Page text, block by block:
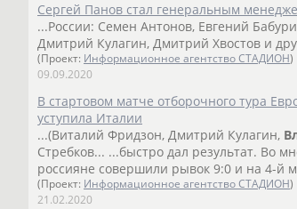
Сергей Панов стал генеральным
...России: Семен Антонов, Евгений
Дмитрий Кулагин, Дмитрий Хвостов и
(Проект: Информационное агентство СТАДИОН)
09.09.2020
В стартовом матче отборочного тура
уступила Италии
...(Виталий Фридзон, Дмитрий Кулагин,
Стребков... ...быстро дал результат. Во
россияне совершили рывок 9:0 и на 4-й
(Проект: Информационное агентство СТАДИОН)
21.02.2020